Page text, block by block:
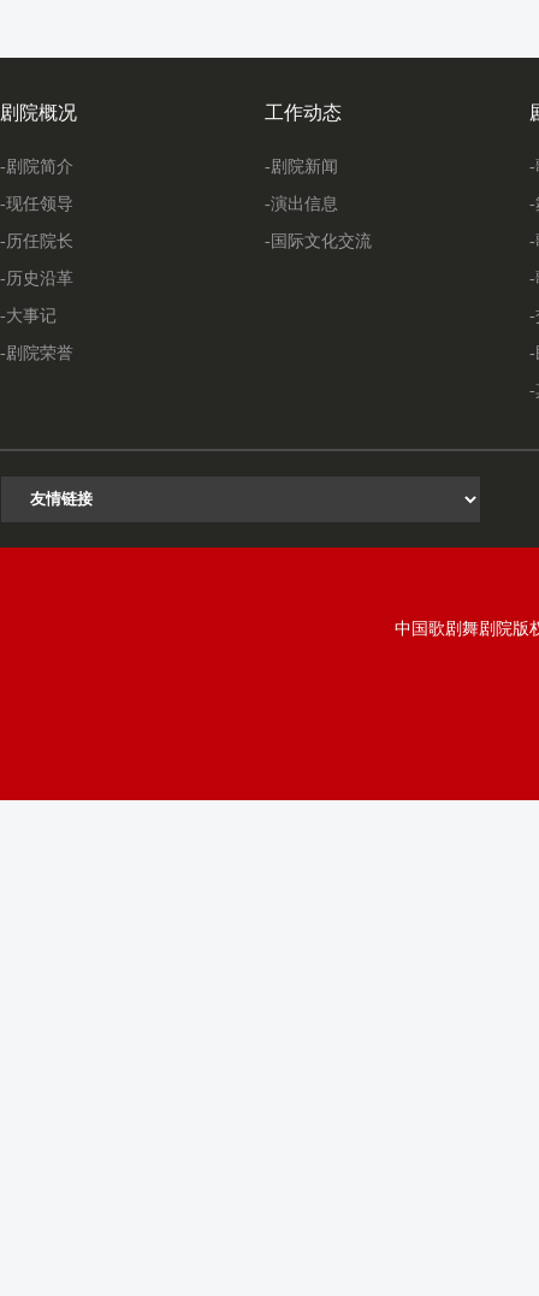
剧院概况
-剧院简介
-现任领导
-历任院长
-历史沿革
-大事记
-剧院荣誉
工作动态
-剧院新闻
-演出信息
-国际文化交流
-
-
-
-
-
-
-
中国歌剧舞剧院版